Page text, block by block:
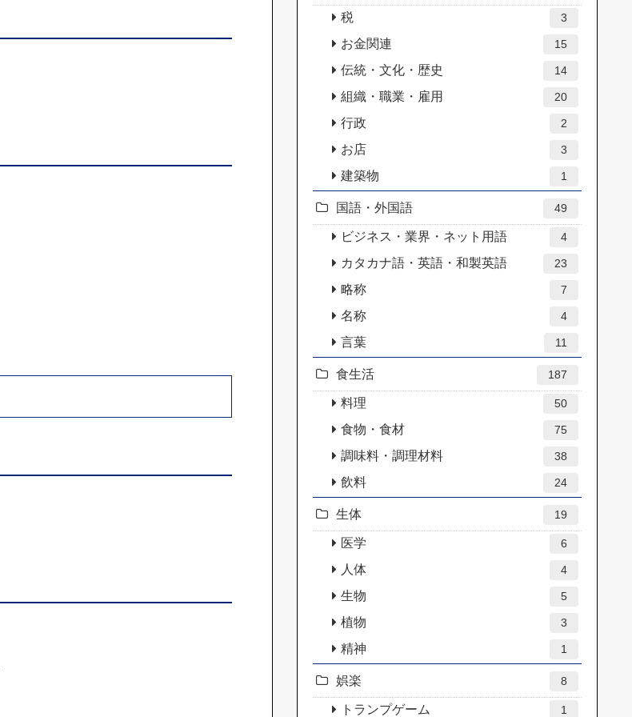
税 3
お金関連 15
伝統・文化・歴史 14
組織・職業・雇用 20
行政 2
お店 3
建築物 1
国語・外国語 49
ビジネス・業界・ネット用語 4
カタカナ語・英語・和製英語 23
略称 7
名称 4
言葉 11
食生活 187
料理 50
食物・食材 75
調味料・調理材料 38
飲料 24
生体 19
医学 6
人体 4
生物 5
植物 3
精神 1
娯楽 8
トランプゲーム 1